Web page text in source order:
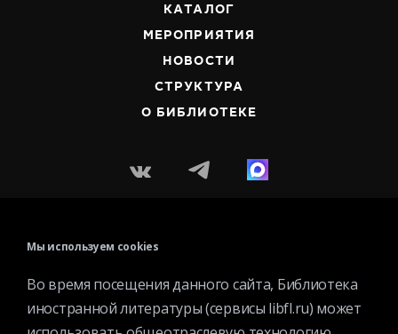
КАТАЛОГ
МЕРОПРИЯТИЯ
НОВОСТИ
СТРУКТУРА
О БИБЛИОТЕКЕ
Контактная информация
Услуги
История библиотеки
Мы используем cookies
Во время посещения данного сайта, Библиотека
иностранной литературы (сервисы libfl.ru) может